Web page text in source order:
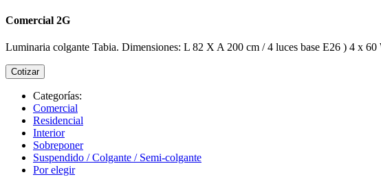
Comercial 2G
Luminaria colgante Tabia. Dimensiones: L 82 X A 200 cm / 4 luces base E26 ) 4 x
Cotizar
Categorías:
Comercial
Residencial
Interior
Sobreponer
Suspendido / Colgante / Semi-colgante
Por elegir